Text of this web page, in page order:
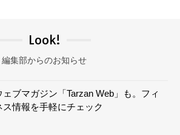
Look!
編集部からのお知らせ
ェブマガジン「Tarzan Web」も。フィ
ス情報を手軽にチェック